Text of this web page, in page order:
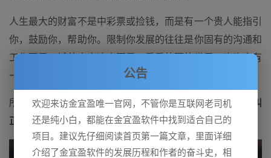
人生最大的财富不是中彩票或捡钱，而是有一个贵人能指引
你，鼓励你，帮助你。限制你发展的往往是你固有的沟通和
工作圈子。试着走出这个圈子，看看外面的世界。也许会有
一种不同的美。
所谓
贵人不是直接给你带来好处的人，而是开阔你视野，纠
正你模式的人，并给你带来正能量。
公告
欢迎来访金宜盈唯一官网，不管你是互联网老司机
还是纯小白，都能在金宜盈软件中找到适合自己的
项目。建议先仔细阅读首页第一篇文章，里面详细
介绍了金宜盈软件的发展历程和作者的奋斗史，相